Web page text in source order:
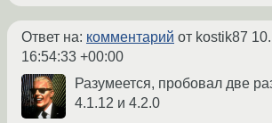
Ответ на: комментарий от kostik87
16:54:33 +00:00
Разумеется, пробовал две
4.1.12 и 4.2.0